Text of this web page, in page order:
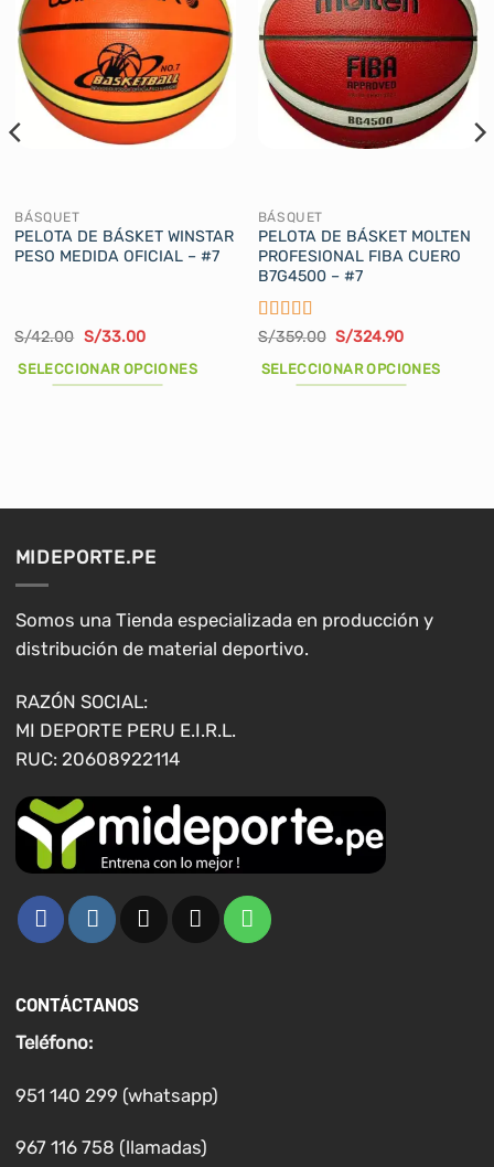
BÁSQUET
PELOTA DE BÁSKET WINSTAR
PESO MEDIDA OFICIAL – #7
S/42.00 El
original
era:
S/33.00El
actual
es:
SELECCIONAR OPCIONES
se
pueden
elegir
en
página
de
producto
BÁSQUET
PELOTA DE BÁSKET MOLTEN
PROFESIONAL FIBA CUERO
B7G4500 – #7
Valorado
S/359.00 El
original
era:
S/324.90El
actual
es:
SELECCIONAR OPCIONES
elegir
en
MIDEPORTE.PE
Somos una Tienda especializada en producción y
distribución de material deportivo.
RAZÓN SOCIAL:
MI DEPORTE PERU E.I.R.L.
RUC: 20608922114
CONTÁCTANOS
Teléfono:
951 140 299 (whatsapp)
967 116 758 (llamadas)